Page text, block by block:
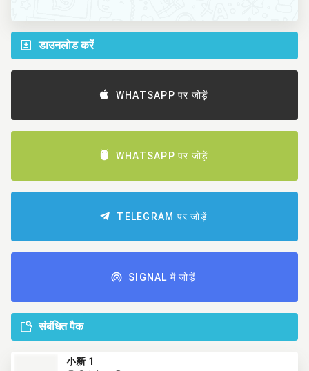
डाउनलोड करें
WHATSAPP पर जोड़ें
WHATSAPP पर जोड़ें
TELEGRAM पर जोड़ें
SIGNAL में जोड़ें
संबंधित पैक
小新 1